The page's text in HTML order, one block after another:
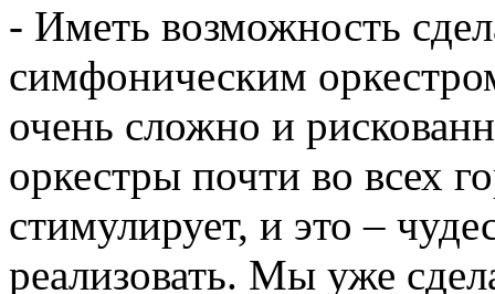
- Иметь возможность
симфоническим
очень сложно и
оркестры почти во всех
стимулирует, и это –
реализовать. Мы уже